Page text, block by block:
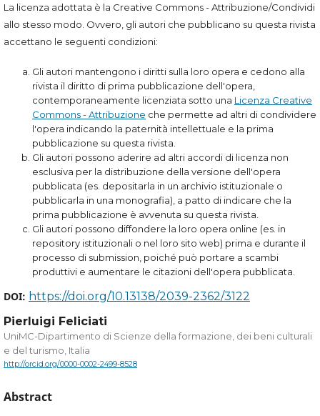
La licenza adottata è la Creative Commons - Attribuzione/Condividi
allo stesso modo. Ovvero, gli autori che pubblicano su questa rivista
accettano le seguenti condizioni:
Gli autori mantengono i diritti sulla loro opera e cedono alla
rivista il diritto di prima pubblicazione dell'opera,
contemporaneamente licenziata sotto una Licenza Creative
Commons - Attribuzione che permette ad altri di condividere
l'opera indicando la paternità intellettuale e la prima
pubblicazione su questa rivista.
Gli autori possono aderire ad altri accordi di licenza non
esclusiva per la distribuzione della versione dell'opera
pubblicata (es. depositarla in un archivio istituzionale o
pubblicarla in una monografia), a patto di indicare che la
prima pubblicazione è avvenuta su questa rivista.
Gli autori possono diffondere la loro opera online (es. in
repository istituzionali o nel loro sito web) prima e durante il
processo di submission, poiché può portare a scambi
produttivi e aumentare le citazioni dell'opera pubblicata.
DOI: https://doi.org/10.13138/2039-2362/3122
Pierluigi Feliciati
UniMC-Dipartimento di Scienze della formazione, dei beni culturali
e del turismo, Italia
http://orcid.org/0000-0002-2499-8528
Abstract